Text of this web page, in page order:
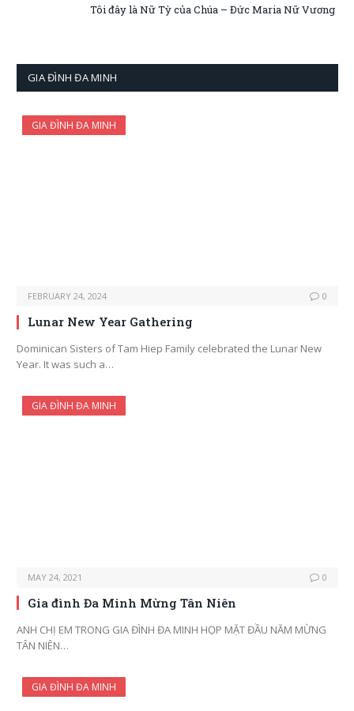
Tôi đây là Nữ Tỳ của Chúa – Đức Maria Nữ Vương
GIA ĐÌNH ĐA MINH
GIA ĐÌNH ĐA MINH
FEBRUARY 24, 2024 0
Lunar New Year Gathering
Dominican Sisters of Tam Hiep Family celebrated the Lunar New
Year. It was such a…
GIA ĐÌNH ĐA MINH
MAY 24, 2021 0
Gia đình Đa Minh Mừng Tân Niên
ANH CHỊ EM TRONG GIA ĐÌNH ĐA MINH HỌP MẶT ĐẦU NĂM MỪNG
TÂN NIÊN…
GIA ĐÌNH ĐA MINH